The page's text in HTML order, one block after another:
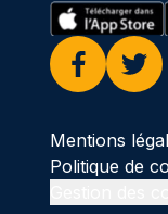
Facebook
Twitter
Mentions
Politique de